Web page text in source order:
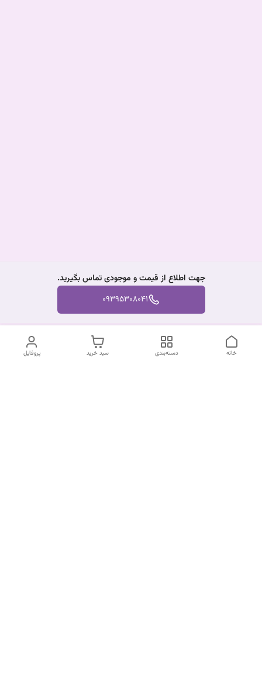
جهت اطلاع از قیمت و موجودی تماس بگیرید.
09395308041
پروفایل سبد خرید دسته‌بندی خانه